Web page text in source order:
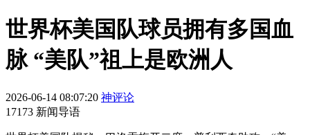
世界杯美国队球员拥有多国血
脉 “美队”祖上是欧洲人
2026-06-14 08:07:20 神评论
17173 新闻导语